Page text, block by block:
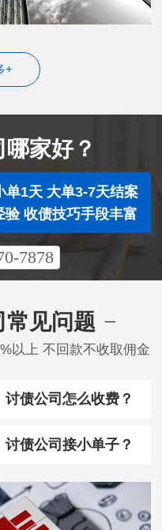
+
家好？
单1天 大单3-7天结案
收债技巧手段丰富
7878
常见问题
以上 不回款不收取佣金
讨债公司怎么收费？
讨债公司接小单子？